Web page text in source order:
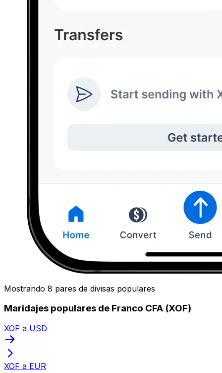
Mostrando 8 pares de divisas populares
Maridajes populares de Franco CFA (XOF)
XOF a USD
XOF a EUR